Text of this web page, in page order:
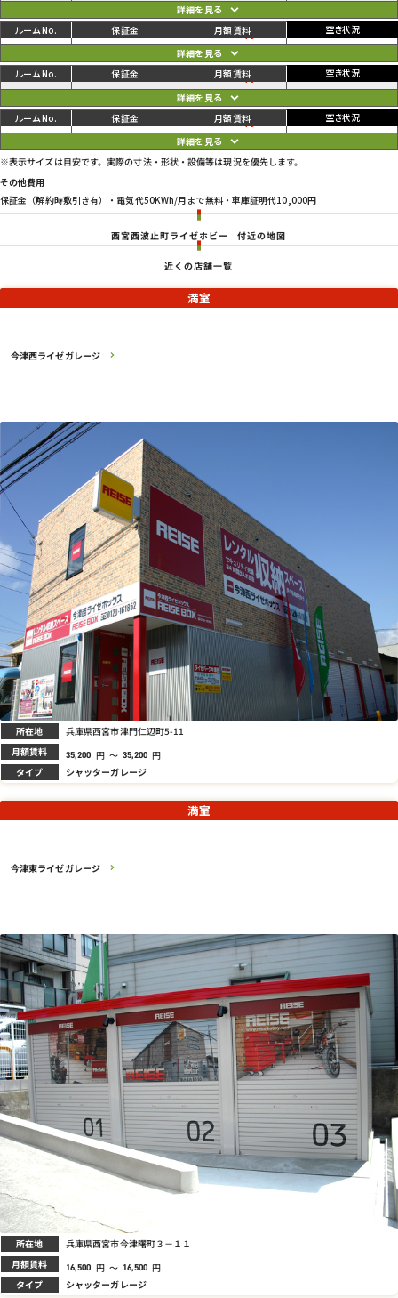
05 124,300円 129,800円 ご利用中
06 124,300円 129,800円 ご利用中
07 126,500円 132,000円 ご利用中
※表示サイズは目安です。実際の寸法・形状・設備等は現況を優先します。
その他費用
保証金（解約時敷引き有）・電気代50KWh/月まで無料・車庫証明代10,000円
西宮西波止町ライゼホビー 付近の地図
近くの店舗一覧
今津西ライゼガレージ
満室
所在地 兵庫県西宮市津門仁辺町5-11
月額賃料 35,200 円 ～ 35,200 円
タイプ シャッターガレージ
今津東ライゼガレージ
満室
所在地 兵庫県西宮市今津曙町３－１１
月額賃料 16,500 円 ～ 16,500 円
タイプ シャッターガレージ